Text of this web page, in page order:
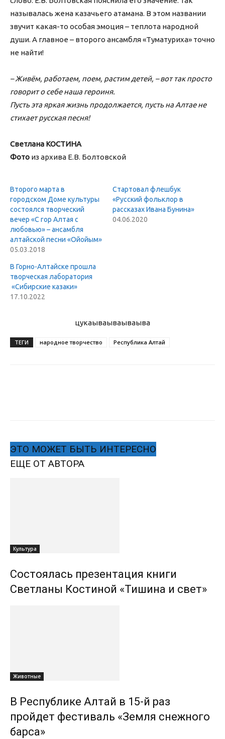
называлась жена казачьего атамана. В этом названии
звучит какая-то особая эмоция – теплота народной
души. А главное – второго ансамбля «Туматуриха» точно
не найти!
– Живём, работаем, поем, растим детей, – вот так просто
говорит о себе наша героиня.
Пусть эта яркая жизнь продолжается, пусть на Алтае не
стихает русская песня!
Светлана КОСТИНА
Фото из архива Е.В. Болтовской
Второго марта в
городском Доме культуры
состоялся творческий
вечер «С гор Алтая с
любовью» – ансамбля
алтайской песни «Ойойым»
05.03.2018
Стартовал флешбук
«Русский фольклор в
рассказах Ивана Бунина»
04.06.2020
В Горно-Алтайске прошла
творческая лаборатория
«Сибирские казаки»
17.10.2022
цукаываываываыва
ТЕГИ народное творчество Республика Алтай
ЭТО МОЖЕТ БЫТЬ ИНТЕРЕСНО
ЕЩЕ ОТ АВТОРА
Культура
Состоялась презентация книги
Светланы Костиной «Тишина и свет»
Животные
В Республике Алтай в 15-й раз
пройдет фестиваль «Земля снежного
барса»